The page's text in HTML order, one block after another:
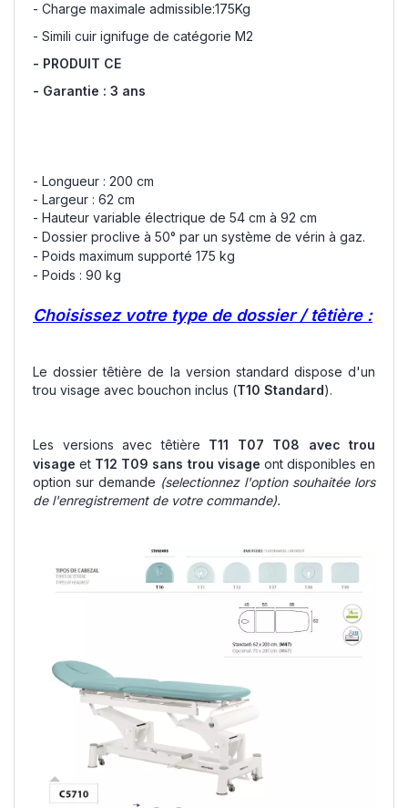
- Charge maximale admissible:175Kg
- Simili cuir ignifuge de catégorie M2
- PRODUIT CE
- Garantie : 3 ans
- Longueur : 200 cm
- Largeur : 62 cm
- Hauteur variable électrique de 54 cm à 92 cm
- Dossier proclive à 50° par un système de vérin à gaz.
- Poids maximum supporté 175 kg
- Poids : 90 kg
Choisissez votre type de dossier / têtière :
Le dossier têtière de la version standard dispose d'un
trou visage avec bouchon inclus (T10 Standard).
Les versions avec têtière T11 T07 T08 avec trou
visage et T12 T09 sans trou visage ont disponibles en
option sur demande (selectionnez l'option souhaitée lors
de l'enregistrement de votre commande).